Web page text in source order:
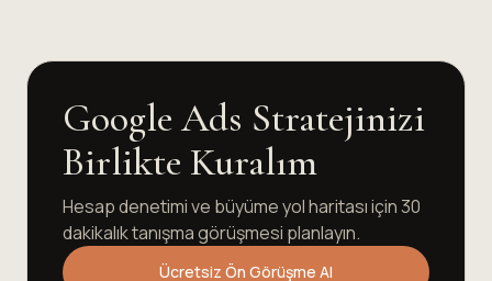
Google Ads Stratejinizi
Birlikte Kuralım
Hesap denetimi ve büyüme yol haritası için 30
dakikalık tanışma görüşmesi planlayın.
Ücretsiz Ön Görüşme Al